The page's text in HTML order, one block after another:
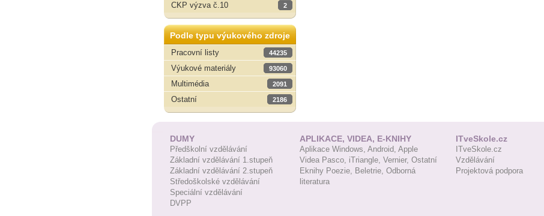
CKP výzva č.10 2
Podle typu výukového zdroje
Pracovní listy
44235
Výukové materiály 93060
Multimédia 2091
Ostatní 2186
DUMY
Předškolní vzdělávání
Základní vzdělávání 1.stupeň
Základní vzdělávání 2.stupeň
Středoškolské vzdělávání
Speciální vzdělávání
DVPP
APLIKACE, VIDEA, E-KNIHY
Aplikace Windows, Android, Apple
Videa Pasco, iTriangle, Vernier, Ostatní
Eknihy Poezie, Beletrie, Odborná
literatura
ITveSkole.cz
ITveSkole.cz
Vzdělávání
Projektová podpora